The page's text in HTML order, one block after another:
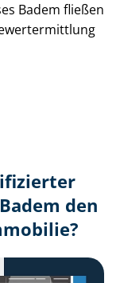
Badem fließen
den